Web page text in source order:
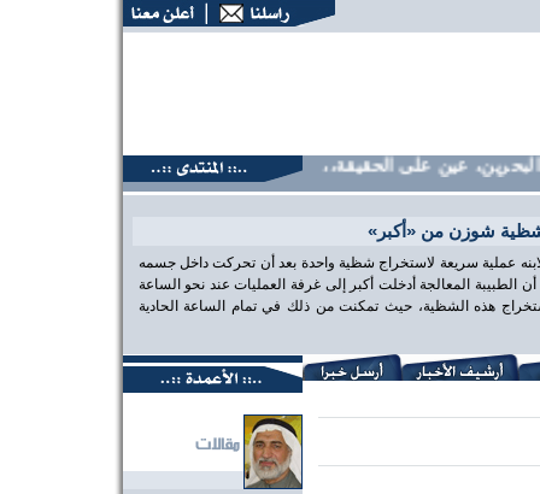
عين على الحقيقة،، منتديات البحرين، عين على
شوزن من «أكبر»
عملية سريعة لاستخراج شظية واحدة بعد أن تحركت داخل جسمه
المعالجة أدخلت أكبر إلى غرفة العمليات عند نحو الساعة
هذه الشظية، حيث تمكنت من ذلك في تمام الساعة الحادية